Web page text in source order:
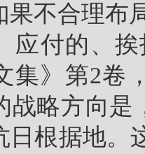
果不合理布
应付的、
集》第2卷
战略方向
日根据地。